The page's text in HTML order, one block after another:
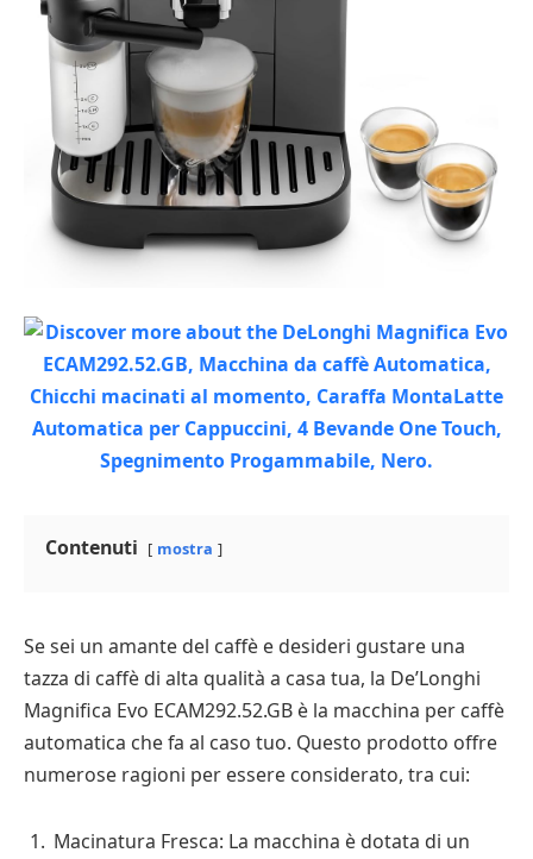
Contenuti mostra
Se sei un amante del caffè e desideri gustare una
tazza di caffè di alta qualità a casa tua, la De’Longhi
Magnifica Evo ECAM292.52.GB è la macchina per caffè
automatica che fa al caso tuo. Questo prodotto offre
numerose ragioni per essere considerato, tra cui:
Macinatura Fresca: La macchina è dotata di un